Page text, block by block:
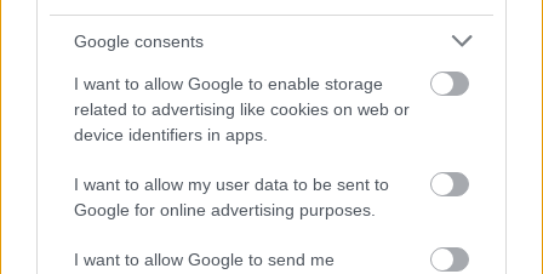
Google consents
I want to allow Google to enable storage
related to advertising like cookies on web or
device identifiers in apps.
I want to allow my user data to be sent to
Google for online advertising purposes.
I want to allow Google to send me
KÖVETKEZŐ POSZT
A 13 éves lányom kis asztalt tett ki az
udvarra, hogy eladja a horgolt játékait,
aztán egy motoros férfi megállt előttünk, és
ezt mondta: „Tíz éve keresem az